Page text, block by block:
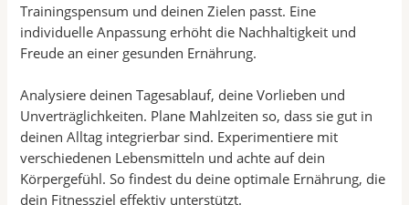
Trainingspensum und deinen Zielen passt. Eine
individuelle Anpassung erhöht die Nachhaltigkeit und
Freude an einer gesunden Ernährung.
Analysiere deinen Tagesablauf, deine Vorlieben und
Unverträglichkeiten. Plane Mahlzeiten so, dass sie gut in
deinen Alltag integrierbar sind. Experimentiere mit
verschiedenen Lebensmitteln und achte auf dein
Körpergefühl. So findest du deine optimale Ernährung, die
dein Fitnessziel effektiv unterstützt.